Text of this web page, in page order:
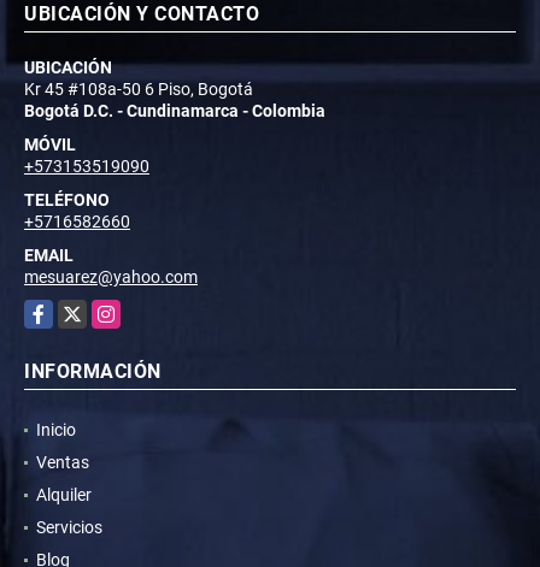
UBICACIÓN Y CONTACTO
UBICACIÓN
Kr 45 #108a-50 6 Piso, Bogotá
Bogotá D.C. - Cundinamarca - Colombia
MÓVIL
+573153519090
TELÉFONO
+5716582660
EMAIL
mesuarez@yahoo.com
Facebook
X Instagram
INFORMACIÓN
Inicio
Ventas
Alquiler
Servicios
Blog